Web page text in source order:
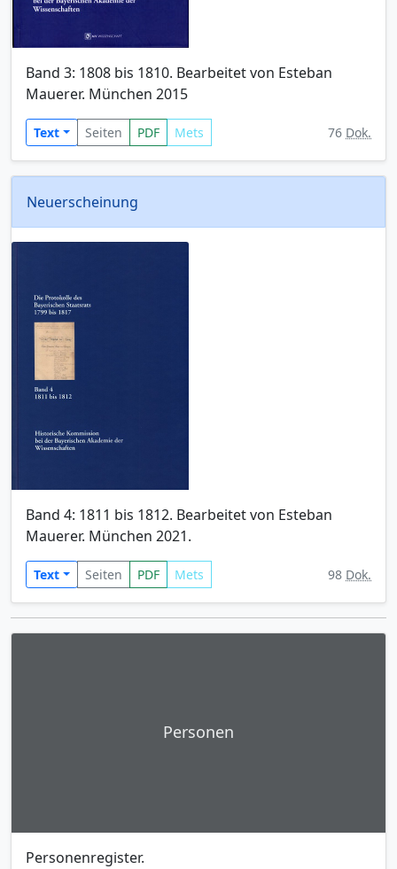
Band 3: 1808 bis 1810. Bearbeitet von Esteban
Mauerer. München 2015
Text Seiten PDF Mets 76 Dok.
Neuerscheinung
Band 4: 1811 bis 1812. Bearbeitet von Esteban
Mauerer. München 2021.
Text Seiten PDF Mets 98 Dok.
Personen
Personenregister.